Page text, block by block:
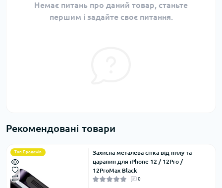
Немає питань про даний товар, станьте
першим і задайте своє питання.
Рекомендовані товари
Топ Продажів
Захисна металева сітка від пилу та
царапин для iPhone 12 / 12Pro /
12ProMax Black
0